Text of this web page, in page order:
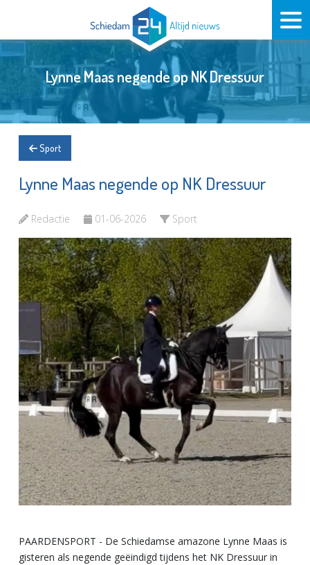
Lynne Maas negende op NK Dressuur
Sport
Lynne Maas negende op NK Dressuur
Redactie 01-06-2026 Sport
PAARDENSPORT - De Schiedamse amazone Lynne Maas is
gisteren als negende geëindigd tijdens het NK Dressuur in